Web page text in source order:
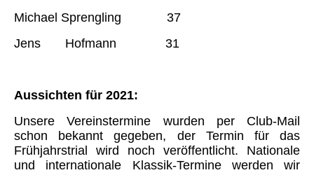
Michael Sprengling 37
Jens Hofmann 31
Aussichten für 2021:
Unsere Vereinstermine wurden per Club-Mail
schon bekannt gegeben, der Termin für das
Frühjahrstrial wird noch veröffentlicht. Nationale
und internationale Klassik-Termine werden wir